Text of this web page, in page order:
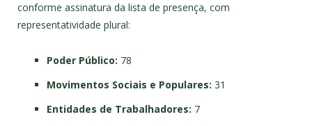
conforme assinatura da lista de presença, com
representatividade plural:
Poder Público: 78
Movimentos Sociais e Populares: 31
Entidades de Trabalhadores: 7